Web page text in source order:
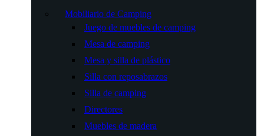
Mobiliario de Camping
Juego de muebles de camping
Mesa de camping
Mesa y silla de plástico
Silla con reposabrazos
Silla de camping
Directores
Muebles de madera